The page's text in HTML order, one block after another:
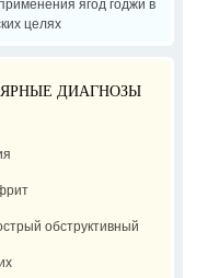
ягод годжи в
целях
ДИАГНОЗЫ
обструктивный